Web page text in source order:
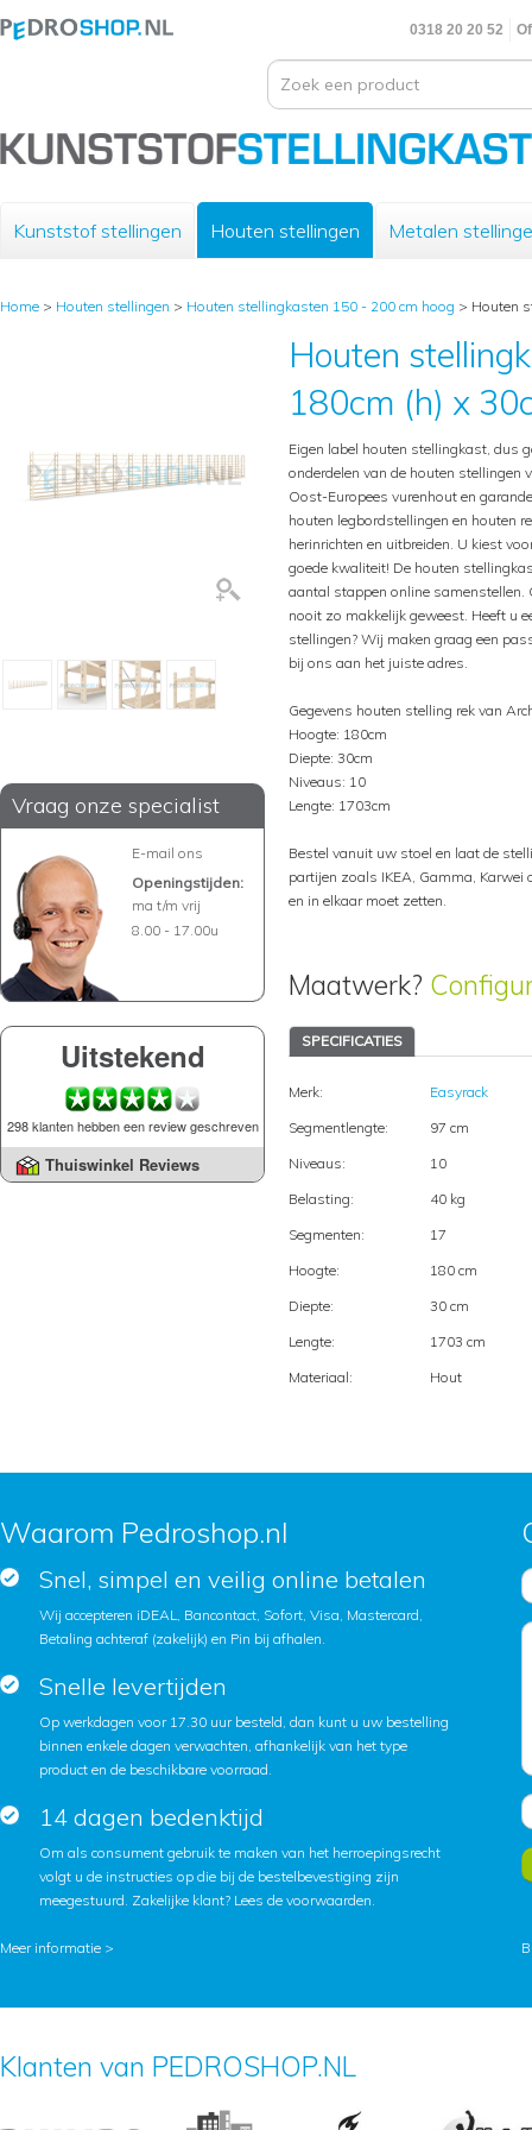
0318 20 20 52
Kunststof stellingen Houten stellingen Metalen
Home > Houten stellingen > Houten stellingkasten 150 - 200 cm hoog > Houten
Vraag onze specialist
E-mail ons
Openingstijden:
ma t/m vrij
8.00 - 17.00u
Uitstekend
298 klanten hebben een review geschreven
Thuiswinkel Reviews
Houten
180cm (h) x
Eigen label houten stellingkast, dus
onderdelen van de houten stellingen
Oost-Europees vurenhout en
houten legbordstellingen en houten
herinrichten en uitbreiden. U kiest
goede kwaliteit! De houten
aantal stappen online
nooit zo makkelijk geweest. Heeft u
stellingen? Wij maken graag een
bij ons aan het juiste adres.
Gegevens houten stelling rek van
Hoogte: 180cm
Diepte: 30cm
Niveaus: 10
Lengte: 1703cm
Bestel vanuit uw stoel en laat de
partijen zoals IKEA, Gamma,
en in elkaar moet zetten.
Maatwerk?
SPECIFICATIES
Merk:
Easyrack
Segmentlengte:
97 cm
Niveaus:
10
Belasting:
40 kg
Segmenten:
17
Hoogte:
180 cm
Diepte:
30 cm
Lengte:
1703 cm
Materiaal:
Hout
Waarom Pedroshop.nl
Snel, simpel en veilig online betalen
Wij accepteren iDEAL, Bancontact, Sofort, Visa, Mastercard,
Betaling achteraf (zakelijk) en Pin bij afhalen.
Snelle levertijden
Op werkdagen voor 17.30 uur besteld, dan kunt u uw bestelling
binnen enkele dagen verwachten, afhankelijk van het type
product en de beschikbare voorraad.
14 dagen bedenktijd
Om als consument gebruik te maken van het herroepingsrecht
volgt u de instructies op die bij de bestelbevestiging zijn
meegestuurd. Zakelijke klant? Lees de voorwaarden.
Meer informatie >
Klanten van PEDROSHOP.NL